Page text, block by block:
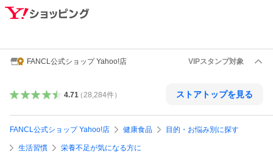
FANCL公式ショップ Yahoo!店 VIPスタンプ対象
4.71（ 28,284件） ストアトップを見る
FANCL公式ショップ Yahoo!店 健康食品 目的・お悩み別に探す
生活習慣 栄養不足が気になる方に